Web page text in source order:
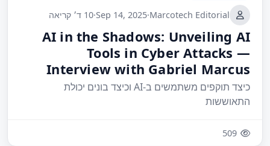
Marcotech Editorial
·
Sep 14, 2025
·10 ד׳ קריאה
AI in the Shadows: Unveiling AI
Tools in Cyber Attacks —
Interview with Gabriel Marcus
כיצד תוקפים משתמשים ב-AI וכיצד בונים יכולת
התאוששות
509